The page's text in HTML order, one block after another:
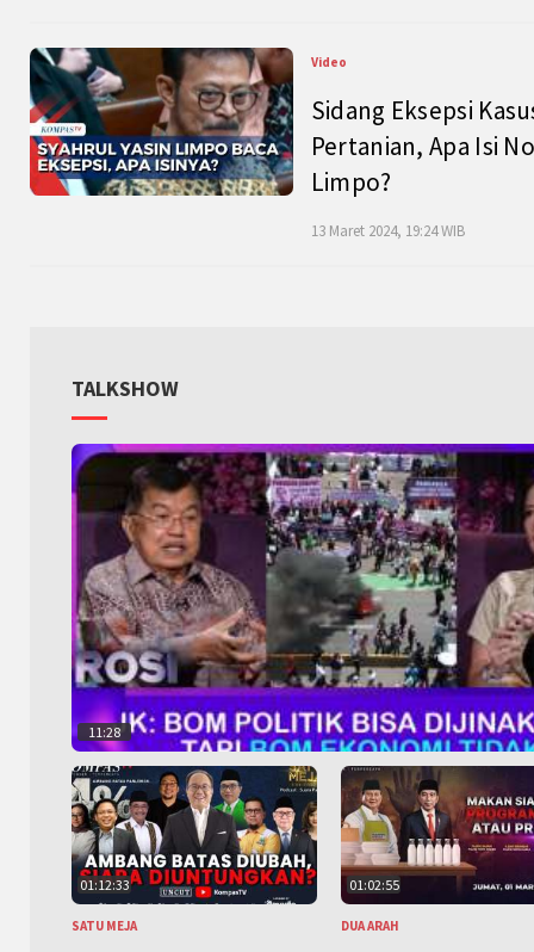
Video
Sidang Eksepsi
Pertanian, Apa Isi
Limpo?
13 Maret 2024, 19:24 WIB
TALKSHOW
11:28
01:12:33
SATU MEJA
01:02:55
DUA ARAH